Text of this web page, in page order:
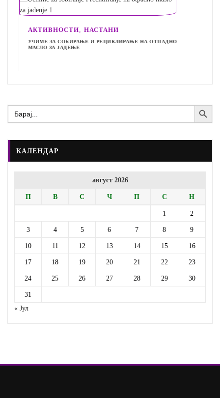
АКТИВНОСТИ, НАСТАНИ
УЧИМЕ ЗА СОБИРАЊЕ И РЕЦИКЛИРАЊЕ НА ОТПАДНО
МАСЛО ЗА ЈАДЕЊЕ
Search
for:
Search Button
КАЛЕНДАР
август 2026
П В С Ч П С Н
1 2
3 4 5 6 7 8 9
10 11 12 13 14 15 16
17 18 19 20 21 22 23
24 25 26 27 28 29 30
31
« Јул